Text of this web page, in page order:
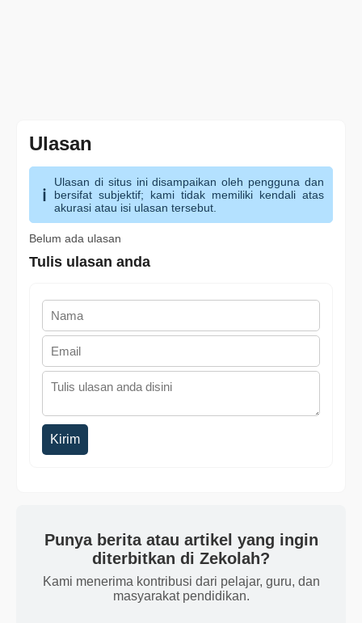
Ulasan
Ulasan di situs ini disampaikan oleh pengguna dan
bersifat subjektif; kami tidak memiliki kendali atas
akurasi atau isi ulasan tersebut.
Belum ada ulasan
Tulis ulasan anda
Kirim
Punya berita atau artikel yang ingin
diterbitkan di Zekolah?
Kami menerima kontribusi dari pelajar, guru, dan
masyarakat pendidikan.